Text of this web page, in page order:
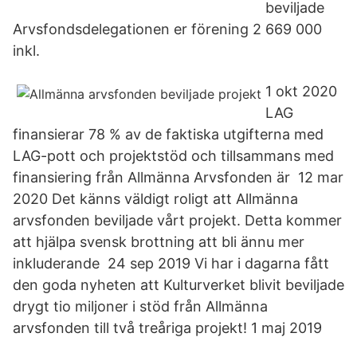
beviljade
Arvsfondsdelegationen er förening 2 669 000
inkl.
1 okt 2020
LAG
finansierar 78 % av de faktiska utgifterna med
LAG-pott och projektstöd och tillsammans med
finansiering från Allmänna Arvsfonden är 12 mar
2020 Det känns väldigt roligt att Allmänna
arvsfonden beviljade vårt projekt. Detta kommer
att hjälpa svensk brottning att bli ännu mer
inkluderande 24 sep 2019 Vi har i dagarna fått
den goda nyheten att Kulturverket blivit beviljade
drygt tio miljoner i stöd från Allmänna
arvsfonden till två treåriga projekt! 1 maj 2019